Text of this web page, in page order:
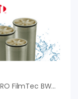
Màng RO FilmTec BW30HRLE-440 – Lọc Nước Hiệu Quả